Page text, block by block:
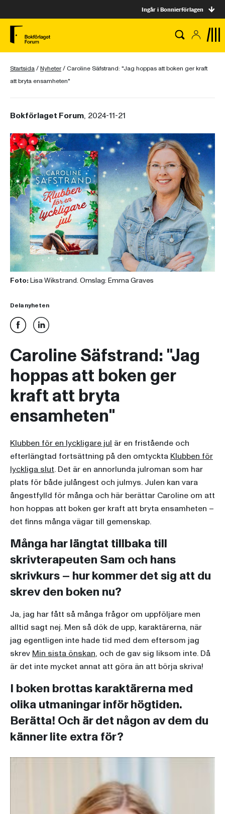
Ingår i Bonnierförlagen
Startsida/Nyheter/Caroline Säfstrand: "Jag hoppas att boken ger kraft
att bryta ensamheten"
Bokförlaget Forum, 2024-11-21
Foto: Lisa Wikstrand. Omslag: Emma Graves
Dela nyheten
Caroline Säfstrand: "Jag
hoppas att boken ger
kraft att bryta
ensamheten"
Klubben för en lyckligare jul är en fristående och
efterlängtad fortsättning på den omtyckta Klubben för
lyckliga slut. Det är en annorlunda julroman som har
plats för både julångest och julmys. Julen kan vara
ångestfylld för många och här berättar Caroline om att
hon hoppas att boken ger kraft att bryta ensamheten –
det finns många vägar till gemenskap.
Många har längtat tillbaka till
skrivterapeuten Sam och hans
skrivkurs – hur kommer det sig att du
skrev den boken nu?
Ja, jag har fått så många frågor om uppföljare men
alltid sagt nej. Men så dök de upp, karaktärerna, när
jag egentligen inte hade tid med dem eftersom jag
skrev Min sista önskan, och de gav sig liksom inte. Då
är det inte mycket annat att göra än att börja skriva!
I boken brottas karaktärerna med
olika utmaningar inför högtiden.
Berätta! Och är det någon av dem du
känner lite extra för?